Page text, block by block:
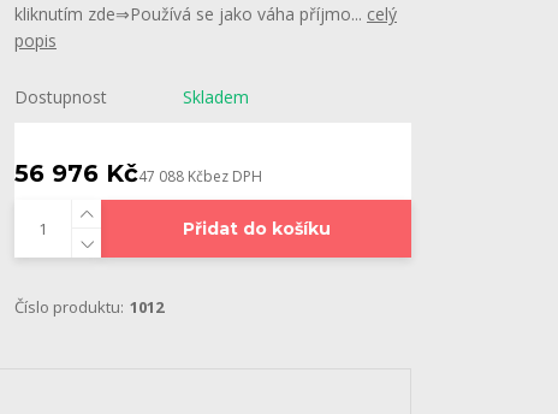
kliknutím zde⇒Používá se jako váha příjmo... celý
popis
Dostupnost Skladem
56 976 Kč47 088 Kčbez DPH
Přidat do košíku
Číslo produktu: 1012